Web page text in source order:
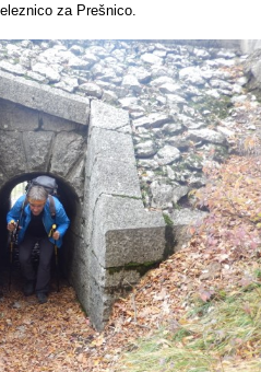
za Prešnico.